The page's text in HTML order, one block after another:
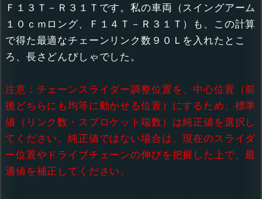
Ｆ１３Ｔ－Ｒ３１Ｔです。私の車両（スイングアーム
１０ｃｍロング、Ｆ１４Ｔ－Ｒ３１Ｔ）も、この計算
で得た最適なチェーンリンク数９０Ｌを入れたとこ
ろ、長さどんぴしゃでした。
注意：チェーンスライダー調整位置を、中心位置（前
後どちらにも均等に動かせる位置）にするため、標準
値（リンク数・スプロケット端数）は純正値を選択し
てください。純正値ではない場合は、現在のスライダ
ー位置やドライブチェーンの伸びを把握した上で、最
適値を補正してください。